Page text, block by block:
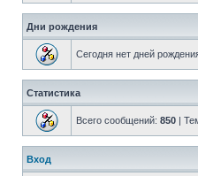
Дни рождения
Сегодня нет дней
Статистика
Всего сообщений: 850 |
Вход